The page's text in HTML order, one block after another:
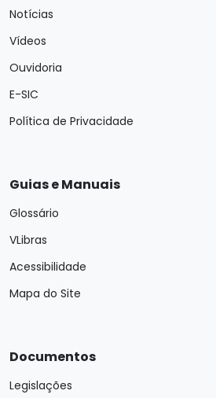
Notícias
Vídeos
Ouvidoria
E-SIC
Política de Privacidade
Guias e Manuais
Glossário
VLibras
Acessibilidade
Mapa do Site
Documentos
Legislações